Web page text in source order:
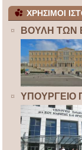
ΧΡΗΣΙΜΟΙ
ΒΟΥΛΗ ΤΩΝ
ΥΠΟΥΡΓΕΙΟ